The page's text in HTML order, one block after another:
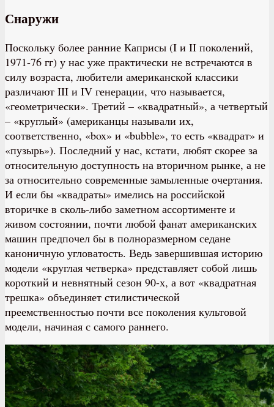
Снаружи
Поскольку более ранние Каприсы (I и II поколений,
1971-76 гг) у нас уже практически не встречаются в
силу возраста, любители американской классики
различают III и IV генерации, что называется,
«геометрически». Третий – «квадратный», а четвертый
– «круглый» (американцы называли их,
соответственно, «box» и «bubble», то есть «квадрат» и
«пузырь»). Последний у нас, кстати, любят скорее за
относительную доступность на вторичном рынке, а не
за относительно современные замыленные очертания.
И если бы «квадраты» имелись на российской
вторичке в сколь-либо заметном ассортименте и
живом состоянии, почти любой фанат американских
машин предпочел бы в полноразмерном седане
каноничную угловатость. Ведь завершившая историю
модели «круглая четверка» представляет собой лишь
короткий и невнятный сезон 90-х, а вот «квадратная
трешка» объединяет стилистической
преемственностью почти все поколения культовой
модели, начиная с самого раннего.